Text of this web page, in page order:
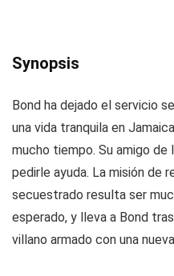
Synopsis
Bond ha dejado el servicio
una vida tranquila en
mucho tiempo. Su amigo de
pedirle ayuda. La misión de
secuestrado resulta ser
esperado, y lleva a Bond
villano armado con una